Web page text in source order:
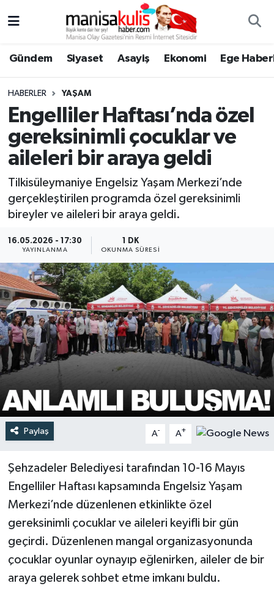
Gündem Siyaset Asayiş Ekonomi Ege
HABERLER YAŞAM
Engelliler Haftası’nda özel
gereksinimli çocuklar ve
aileleri bir araya geldi
Tilkisüleymaniye Engelsiz Yaşam Merkezi’nde
gerçekleştirilen programda özel gereksinimli
bireyler ve aileleri bir araya geldi.
16.05.2026 - 17:30
YAYINLANMA
1 DK
OKUNMA SÜRESI
Paylaş A- A+
Şehzadeler Belediyesi tarafından 10-16 Mayıs
Engelliler Haftası kapsamında Engelsiz Yaşam
Merkezi’nde düzenlenen etkinlikte özel
gereksinimli çocuklar ve aileleri keyifli bir gün
geçirdi. Düzenlenen mangal organizasyonunda
çocuklar oyunlar oynayıp eğlenirken, aileler de bir
araya gelerek sohbet etme imkanı buldu.
Ege Haberleri
Ekonomi
Genel
Resmi İlan
Spor
Türkiye
Yaşam
Yunusemre Hava Durumu
Yunusemre Trafik Yoğunluk Haritası
Süper Lig Puan Durumu ve Fikstür
Son Dakika Haberleri